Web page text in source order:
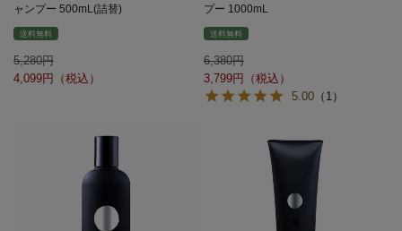
ャンプー 500mL(詰替)
送料無料
5,280
4,099
プー 1000mL
送料無料
6,380
3,799
5.00 （1）